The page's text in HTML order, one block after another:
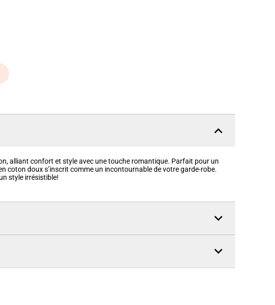
alliant confort et style avec une touche romantique. Parfait pour un
coton doux s’inscrit comme un incontournable de votre garde-robe.
style irrésistible!